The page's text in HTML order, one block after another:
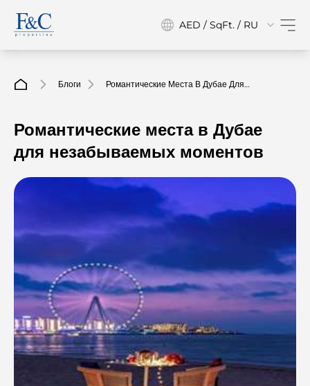
AED / SqFt. / RU
Блоги
Романтические Места В Дубае Для
Романтические места в Дубае
для незабываемых моментов